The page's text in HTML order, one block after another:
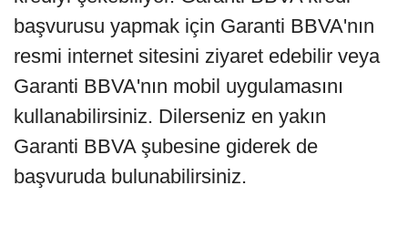
başvurusu yapmak için Garanti BBVA'nın
resmi internet sitesini ziyaret edebilir veya
Garanti BBVA'nın mobil uygulamasını
kullanabilirsiniz. Dilerseniz en yakın
Garanti BBVA şubesine giderek de
başvuruda bulunabilirsiniz.